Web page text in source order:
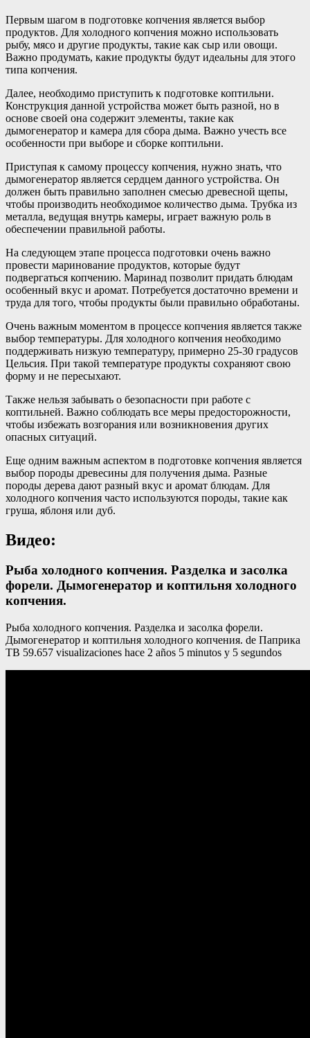
Первым шагом в подготовке копчения является выбор
продуктов. Для холодного копчения можно использовать
рыбу, мясо и другие продукты, такие как сыр или овощи.
Важно продумать, какие продукты будут идеальны для этого
типа копчения.
Далее, необходимо приступить к подготовке коптильни.
Конструкция данной устройства может быть разной, но в
основе своей она содержит элементы, такие как
дымогенератор и камера для сбора дыма. Важно учесть все
особенности при выборе и сборке коптильни.
Приступая к самому процессу копчения, нужно знать, что
дымогенератор является сердцем данного устройства. Он
должен быть правильно заполнен смесью древесной щепы,
чтобы производить необходимое количество дыма. Трубка из
металла, ведущая внутрь камеры, играет важную роль в
обеспечении правильной работы.
На следующем этапе процесса подготовки очень важно
провести маринование продуктов, которые будут
подвергаться копчению. Маринад позволит придать блюдам
особенный вкус и аромат. Потребуется достаточно времени и
труда для того, чтобы продукты были правильно обработаны.
Очень важным моментом в процессе копчения является также
выбор температуры. Для холодного копчения необходимо
поддерживать низкую температуру, примерно 25-30 градусов
Цельсия. При такой температуре продукты сохраняют свою
форму и не пересыхают.
Также нельзя забывать о безопасности при работе с
коптильней. Важно соблюдать все меры предосторожности,
чтобы избежать возгорания или возникновения других
опасных ситуаций.
Еще одним важным аспектом в подготовке копчения является
выбор породы древесины для получения дыма. Разные
породы дерева дают разный вкус и аромат блюдам. Для
холодного копчения часто используются породы, такие как
груша, яблоня или дуб.
Видео:
Рыба холодного копчения. Разделка и засолка
форели. Дымогенератор и коптильня холодного
копчения.
Рыба холодного копчения. Разделка и засолка форели.
Дымогенератор и коптильня холодного копчения. de Паприка
ТВ 59.657 visualizaciones hace 2 años 5 minutos y 5 segundos